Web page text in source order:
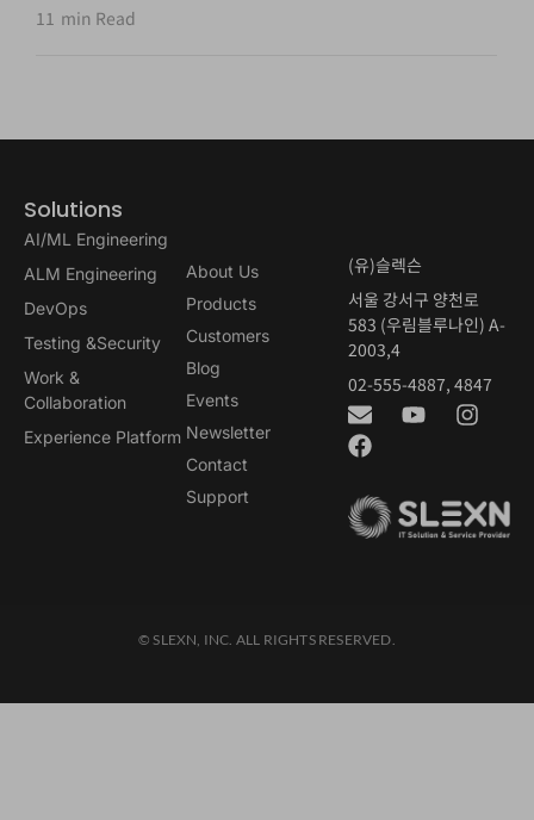
11 min Read
Solutions
AI/ML Engineering
ALM Engineering
DevOps
Testing &Security
Work &
Collaboration
Experience Platform
About Us
Products
Customers
Blog
Events
Newsletter
Contact
Support
(유)슬렉슨
서울 강서구 양천로
583 (우림블루나인) A-
2003,4
02-555-4887, 4847
© SLEXN, INC. ALL RIGHTS RESERVED.